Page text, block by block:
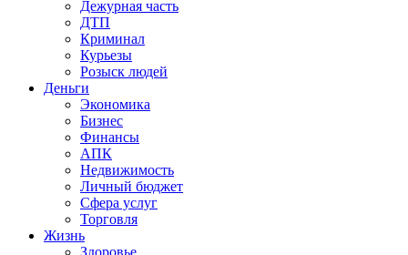
Дежурная часть
ДТП
Криминал
Курьезы
Розыск людей
Деньги
Экономика
Бизнес
Финансы
АПК
Недвижимость
Личный бюджет
Сфера услуг
Торговля
Жизнь
Здоровье